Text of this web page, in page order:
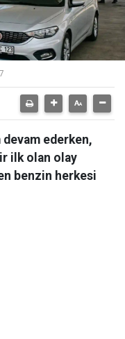
ederken,
ilk olan olay
benzin herkesi